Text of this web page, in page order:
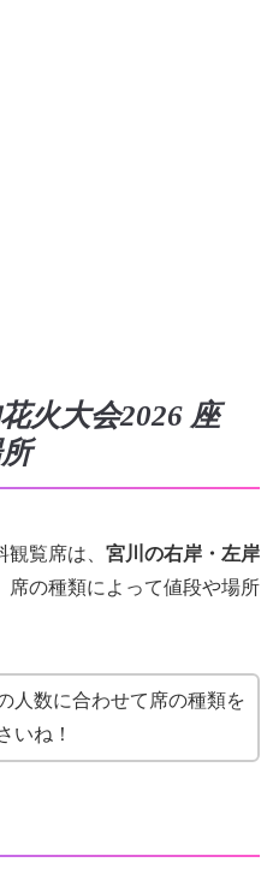
火大会2026 座
覧席は、 宮川の右岸・左岸
席の種類によって値段や場所
人数に合わせて席の種類を
いね！